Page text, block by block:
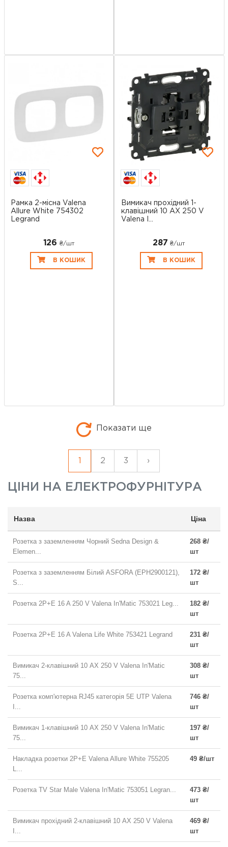
Рамка 2-місна Valena
Allure White 754302
Legrand
126 ₴/шт
В КОШИК
Вимикач прохідний 1-
клавішний 10 AX 250 V
Valena I...
287 ₴/шт
В КОШИК
Показати ще
2 3 ›
ЦІНИ НА ЕЛЕКТРОФУРНІТУРА
Назва Ціна
Розетка з заземленням Чорний Sedna Design &
Elemen...
268 ₴/
шт
Розетка з заземленням Білий ASFORA (EPH2900121),
S...
172 ₴/
шт
Розетка 2P+E 16 A 250 V Valena In'Matic 753021 Leg...
182 ₴/
шт
Розетка 2P+E 16 A Valena Life White 753421 Legrand
231 ₴/
шт
Вимикач 2-клавішний 10 AX 250 V Valena In'Matic
75...
308 ₴/
шт
Розетка комп'ютерна RJ45 категорія 5E UTP Valena
I...
746 ₴/
шт
Вимикач 1-клавішний 10 AX 250 V Valena In'Matic
75...
197 ₴/
шт
Накладка розетки 2P+E Valena Allure White 755205
L...
49 ₴/шт
Розетка TV Star Male Valena In'Matic 753051 Legran...
473 ₴/
шт
Вимикач прохідний 2-клавішний 10 AX 250 V Valena
I...
469 ₴/
шт